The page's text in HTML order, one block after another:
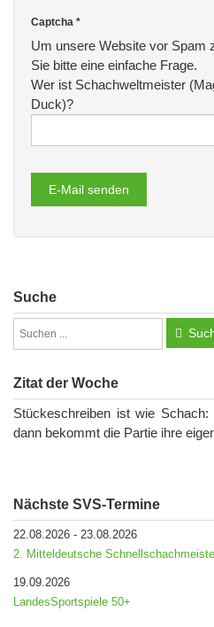
Captcha *
Um unsere Website vor Spam
Sie bitte eine einfache Frage.
Wer ist Schachweltmeister
Duck)?
E-Mail senden
Suche
Zitat der Woche
Stückeschreiben ist wie
dann bekommt die Partie ihre
Nächste SVS-Termine
22.08.2026 - 23.08.2026
2. Mitteldeutsche
19.09.2026
LandesSportspiele 50+